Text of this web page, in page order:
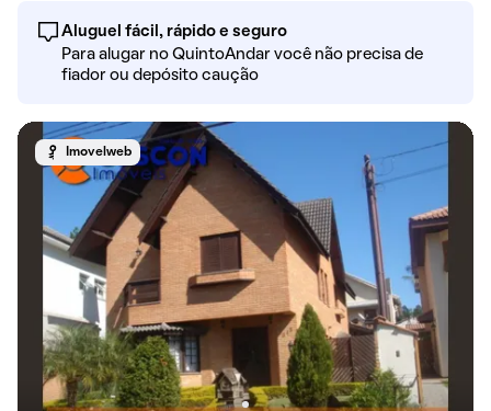
Aluguel fácil, rápido e seguro
Para alugar no QuintoAndar você não precisa de
fiador ou depósito caução
Imovelweb